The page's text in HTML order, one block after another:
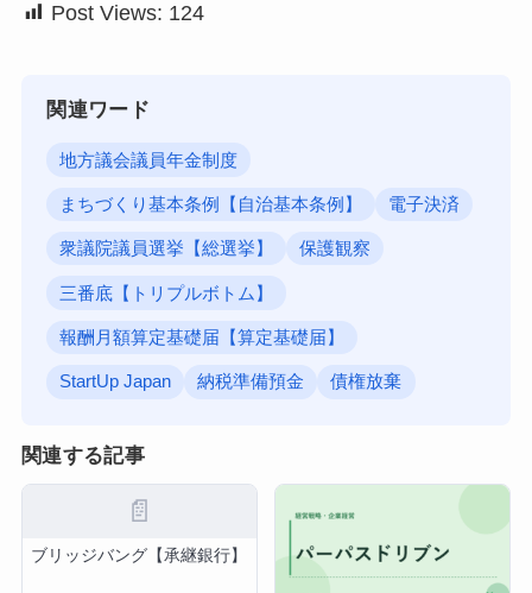
Post Views: 124
関連ワード
地方議会議員年金制度
まちづくり基本条例【自治基本条例】 電子決済
衆議院議員選挙【総選挙】 保護観察
三番底【トリプルボトム】
報酬月額算定基礎届【算定基礎届】
StartUp Japan 納税準備預金 債権放棄
関連する記事
📄
ブリッジバング【承継銀行】